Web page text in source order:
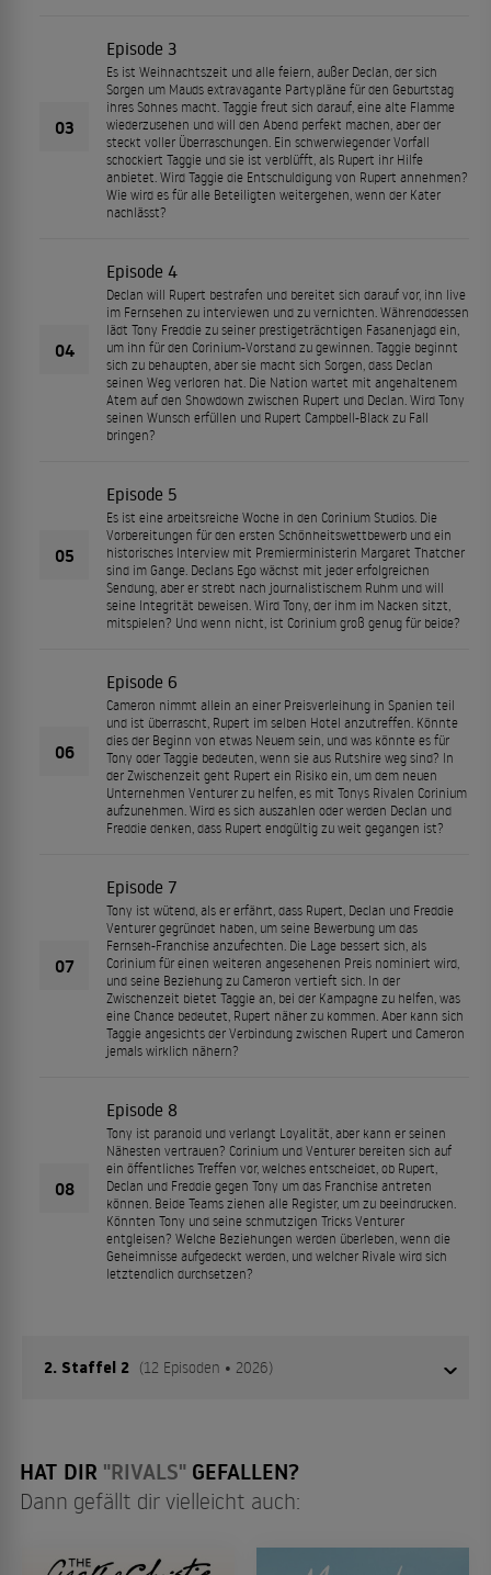
03
Episode 3
Es ist Weihnachtszeit und alle feiern, außer Declan, der sich
Sorgen um Mauds extravagante Partypläne für den Geburtstag
ihres Sohnes macht. Taggie freut sich darauf, eine alte Flamme
wiederzusehen und will den Abend perfekt machen, aber der
steckt voller Überraschungen. Ein schwerwiegender Vorfall
schockiert Taggie und sie ist verblüfft, als Rupert ihr Hilfe
anbietet. Wird Taggie die Entschuldigung von Rupert annehmen?
Wie wird es für alle Beteiligten weitergehen, wenn der Kater
nachlässt?
04
Episode 4
Declan will Rupert bestrafen und bereitet sich darauf vor, ihn live
im Fernsehen zu interviewen und zu vernichten. Währenddessen
lädt Tony Freddie zu seiner prestigeträchtigen Fasanenjagd ein,
um ihn für den Corinium-Vorstand zu gewinnen. Taggie beginnt
sich zu behaupten, aber sie macht sich Sorgen, dass Declan
seinen Weg verloren hat. Die Nation wartet mit angehaltenem
Atem auf den Showdown zwischen Rupert und Declan. Wird Tony
seinen Wunsch erfüllen und Rupert Campbell-Black zu Fall
bringen?
05
Episode 5
Es ist eine arbeitsreiche Woche in den Corinium Studios. Die
Vorbereitungen für den ersten Schönheitswettbewerb und ein
historisches Interview mit Premierministerin Margaret Thatcher
sind im Gange. Declans Ego wächst mit jeder erfolgreichen
Sendung, aber er strebt nach journalistischem Ruhm und will
seine Integrität beweisen. Wird Tony, der ihm im Nacken sitzt,
mitspielen? Und wenn nicht, ist Corinium groß genug für beide?
06
Episode 6
Cameron nimmt allein an einer Preisverleihung in Spanien teil
und ist überrascht, Rupert im selben Hotel anzutreffen. Könnte
dies der Beginn von etwas Neuem sein, und was könnte es für
Tony oder Taggie bedeuten, wenn sie aus Rutshire weg sind? In
der Zwischenzeit geht Rupert ein Risiko ein, um dem neuen
Unternehmen Venturer zu helfen, es mit Tonys Rivalen Corinium
aufzunehmen. Wird es sich auszahlen oder werden Declan und
Freddie denken, dass Rupert endgültig zu weit gegangen ist?
07
Episode 7
Tony ist wütend, als er erfährt, dass Rupert, Declan und Freddie
Venturer gegründet haben, um seine Bewerbung um das
Fernseh-Franchise anzufechten. Die Lage bessert sich, als
Corinium für einen weiteren angesehenen Preis nominiert wird,
und seine Beziehung zu Cameron vertieft sich. In der
Zwischenzeit bietet Taggie an, bei der Kampagne zu helfen, was
eine Chance bedeutet, Rupert näher zu kommen. Aber kann sich
Taggie angesichts der Verbindung zwischen Rupert und Cameron
jemals wirklich nähern?
08
Episode 8
Tony ist paranoid und verlangt Loyalität, aber kann er seinen
Nähesten vertrauen? Corinium und Venturer bereiten sich auf
ein öffentliches Treffen vor, welches entscheidet, ob Rupert,
Declan und Freddie gegen Tony um das Franchise antreten
können. Beide Teams ziehen alle Register, um zu beeindrucken.
Könnten Tony und seine schmutzigen Tricks Venturer
entgleisen? Welche Beziehungen werden überleben, wenn die
Geheimnisse aufgedeckt werden, und welcher Rivale wird sich
letztendlich durchsetzen?
2. Staffel 2 (12 Episoden • 2026)
Schulterpolster groß und die Ambitionen noch größer
sind, gerät eine jahrelange Rivalität außer Kontrolle. In
Exzesse und das dreiste Streben nach Macht der
HAT DIR "RIVALS" GEFALLEN?
Dann gefällt dir vielleicht auch: